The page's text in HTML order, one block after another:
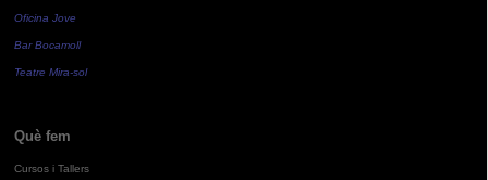
Oficina Jove
Bar Bocamoll
Teatre Mira-sol
Què fem
Cursos i Tallers